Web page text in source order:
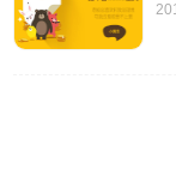
3.下图是